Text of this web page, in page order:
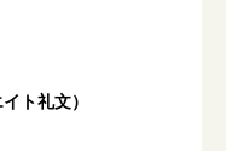
ト礼文）